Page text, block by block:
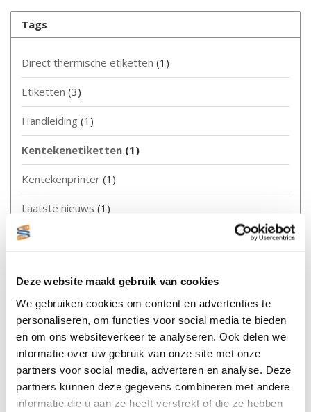
Deze website maakt gebruik van cookies
We gebruiken cookies om content en advertenties te
personaliseren, om functies voor social media te bieden
en om ons websiteverkeer te analyseren. Ook delen we
informatie over uw gebruik van onze site met onze
partners voor social media, adverteren en analyse. Deze
partners kunnen deze gegevens combineren met andere
informatie die u aan ze heeft verstrekt of die ze hebben
Tags
Direct thermische etiketten (1)
Etiketten (3)
Handleiding (1)
Kentekenetiketten (1)
Kentekenprinter (1)
Laatste nieuws (1)
Labelprinter
Removable(1)
Thermal transfer etiketten(1)
Thermal transferlinten (TTR)(2)